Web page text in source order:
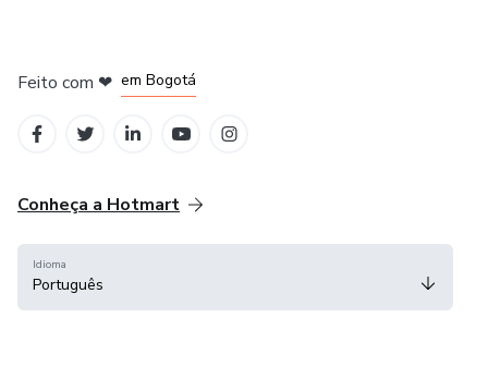
Feito com ❤ em Bogotá
Conheça a Hotmart
Idioma
Português